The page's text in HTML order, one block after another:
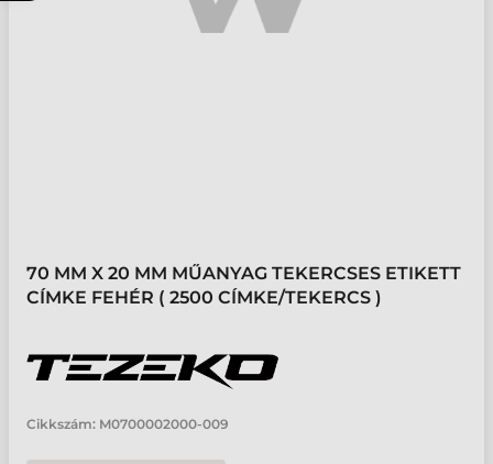
70 MM X 20 MM MŰANYAG TEKERCSES ETIKETT
CÍMKE FEHÉR ( 2500 CÍMKE/TEKERCS )
Cikkszám: M0700002000-009